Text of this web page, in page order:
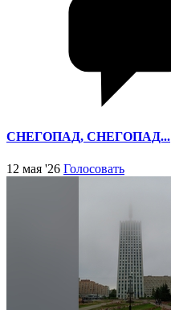
СНЕГОПАД, СНЕГОПАД...
12 мая '26 Голосовать